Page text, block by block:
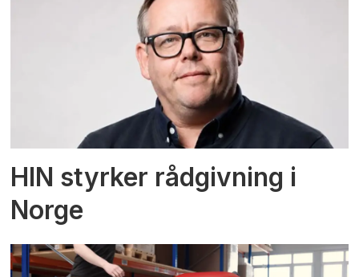
HIN styrker rådgivning i
Norge